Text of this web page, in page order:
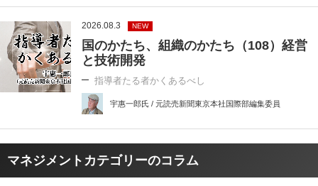
2026.08.3 NEW
国のかたち、組織のかたち（108）経営
と技術開発
指導者たる者かくあるべし
宇惠一郎氏 / 元読売新聞東京本社国際部編集委員
マネジメントカテゴリーのコラム